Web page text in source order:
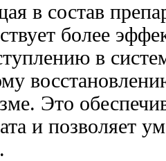
в состав
более
в
Это
и позволяет